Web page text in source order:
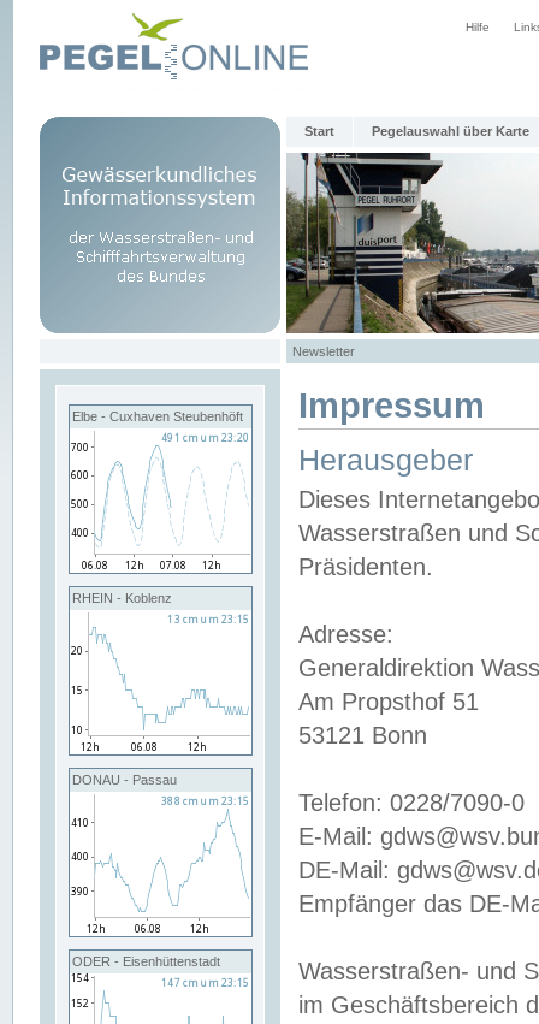
Hilfe
Start Pegelauswahl über Karte
Newsletter
Elbe - Cuxhaven Steubenhöft
RHEIN - Koblenz
DONAU - Passau
ODER - Eisenhüttenstadt
Impressum
Herausgeber
Dieses
Wasserstraßen und
Präsidenten.
Adresse:
Generaldirektion
Am Propsthof 51
53121 Bonn
Telefon: 0228/7090-0
E-Mail:
DE-Mail:
Empfänger das DE-
Wasserstraßen- und
im Geschäftsbereich